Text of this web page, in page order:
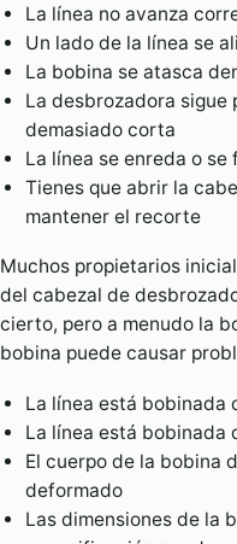
La línea no avanza
Un lado de la línea se
La bobina se atasca
La desbrozadora sigue
demasiado corta
La línea se enreda o
Tienes que abrir la
mantener el recorte
Muchos propietarios
del cabezal de
cierto, pero a menudo la
bobina puede causar
La línea está bobinada
La línea está bobinada
El cuerpo de la bobina
deformado
Las dimensiones de la